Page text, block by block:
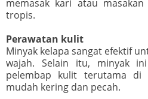
memasak kari atau
tropis.
Perawatan kulit
Minyak kelapa sangat efektif
wajah. Selain itu, minyak
pelembap kulit terutama
mudah kering dan pecah.